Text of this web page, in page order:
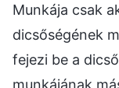
Munkája csak
dicsőségének
fejezi be a
munkájának